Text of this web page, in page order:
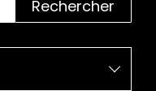
Rechercher